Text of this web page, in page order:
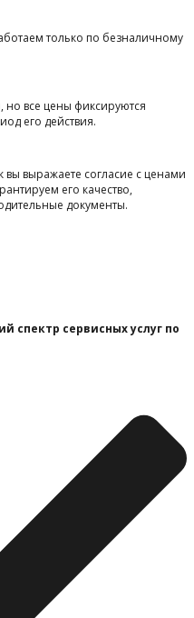
только по безналичному
но все цены фиксируются
его действия.
вы выражаете согласие с ценами
его качество,
документы.
спектр сервисных услуг по